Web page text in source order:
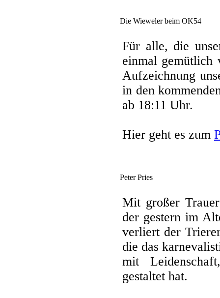
Die Wieweler beim OK54
Für alle, die
einmal gemütlich
Aufzeichnung
in den
ab 18:11 Uhr.
Hier geht es zum
Peter Pries
Mit großer
der gestern im
verliert der
die das
mit
gestaltet hat.